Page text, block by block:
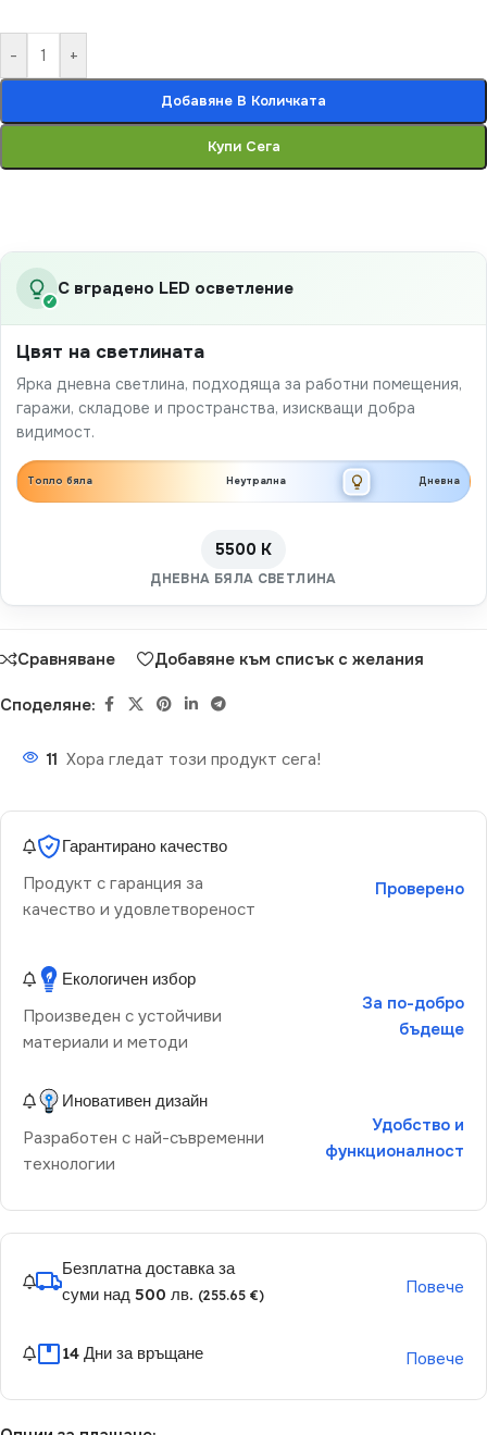
- +
Добавяне В Количката
Купи Сега
✓
С вградено LED осветление
Цвят на светлината
Ярка дневна светлина, подходяща за работни помещения,
гаражи, складове и пространства, изискващи добра
видимост.
Топло бяла Неутрална Дневна
5500 K
ДНЕВНА БЯЛА СВЕТЛИНА
Сравняване Добавяне към списък с желания
Споделяне:
11 Хора гледат този продукт сега!
Гарантирано качество
Продукт с гаранция за
качество и удовлетвореност
Проверено
Екологичен избор
Произведен с устойчиви
материали и методи
За по-добро
бъдеще
Иновативен дизайн
Разработен с най-съвременни
технологии
Удобство и
функционалност
Безплатна доставка за
суми над 500 лв. (255.65 €) Повече
14 Дни за връщане Повече